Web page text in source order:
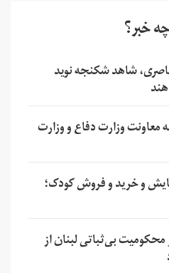
خبر؟
شاهد شکنجه نوید
معاونت وزارت دفاع و وزارت
و خرید و فروش کودک؛
محکومیت بی‌ثباتی لبنان از